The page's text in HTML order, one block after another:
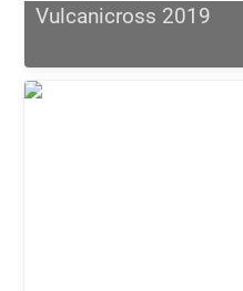
Vulcanicross 2019